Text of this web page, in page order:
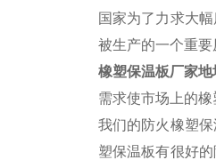
国家为了力求大
被生产的一个重要
橡塑保温板厂家
需求使市场上的橡
我们的防火橡塑
塑保温板有很好